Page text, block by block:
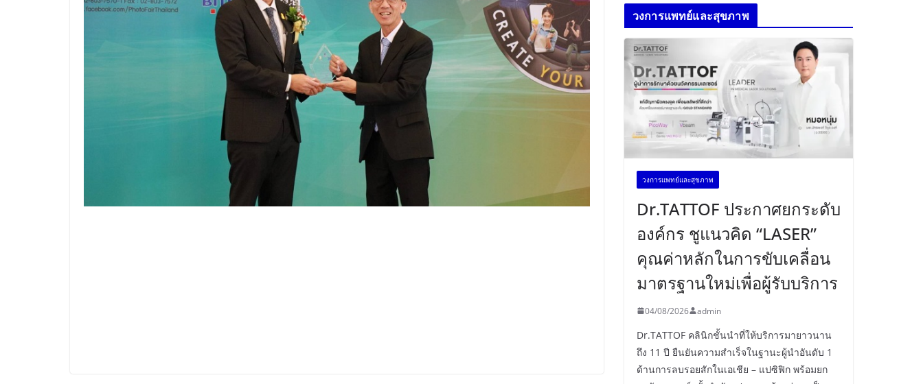
วงการแพทย์และสุขภาพ
วงการแพทย์และสุขภาพ
Dr.TATTOF ประกาศยกระดับ
องค์กร ชูแนวคิด “LASER”
คุณค่าหลักในการขับเคลื่อน
มาตรฐานใหม่เพื่อผู้รับบริการ
04/08/2026 admin
Dr.TATTOF คลินิกชั้นนำที่ให้บริการมายาวนาน
ถึง 11 ปี ยืนยันความสำเร็จในฐานะผู้นำอันดับ 1
ด้านการลบรอยสักในเอเชีย – แปซิฟิก พร้อมยก